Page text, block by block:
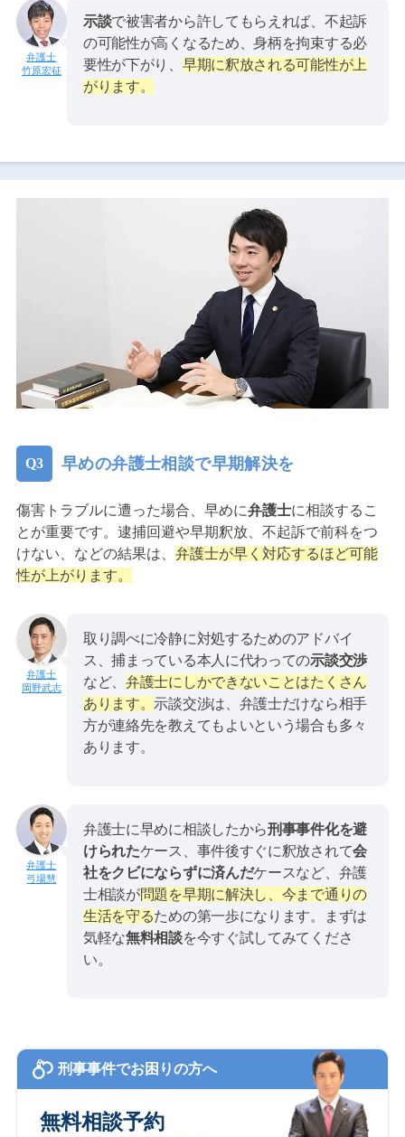
竹原宏征
示談で被害者から許してもらえれば、不起訴
の可能性が高くなるため、身柄を拘束する必
要性が下がり、 早期に釈放される可能性が上
がります。
早めの弁護士相談で早期解決を
傷害トラブルに遭った場合、早めに弁護士に相談するこ
とが重要です。逮捕回避や早期釈放、不起訴で前科をつ
けない、などの結果は、 弁護士が早く対応するほど可能
性が上がります。
岡野武志
取り調べに冷静に対処するためのアドバイ
ス、捕まっている本人に代わっての示談交渉
など、弁護士にしかできないことはたくさん
あります。 示談交渉は、弁護士だけなら相手
方が連絡先を教えてもよいという場合も多々
あります。
弓場慧
弁護士に早めに相談したから刑事事件化を避
けられたケース、事件後すぐに釈放されて会
社をクビにならずに済んだケースなど、弁護
士相談が問題を早期に解決し、今まで通りの
生活を守るための第一歩になります。まずは
気軽な無料相談を今すぐ試してみてくださ
い。
刑事事件でお困りの方へ
無料相談予約